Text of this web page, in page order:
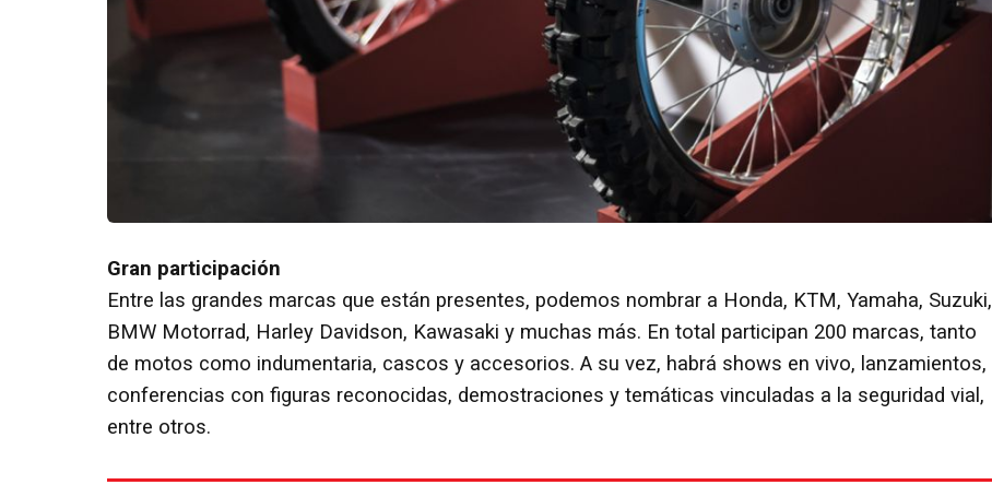
Gran participación
Entre las grandes marcas que están presentes, podemos nombrar a Honda, KTM, Yamaha, Suzuki,
BMW Motorrad, Harley Davidson, Kawasaki y muchas más. En total participan 200 marcas, tanto
de motos como indumentaria, cascos y accesorios. A su vez, habrá shows en vivo, lanzamientos,
conferencias con figuras reconocidas, demostraciones y temáticas vinculadas a la seguridad vial,
entre otros.